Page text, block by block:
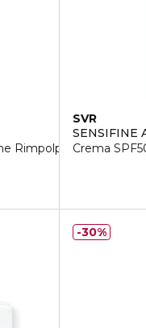
Rimpolpante
SVR
SENSIFINE
Crema
30%